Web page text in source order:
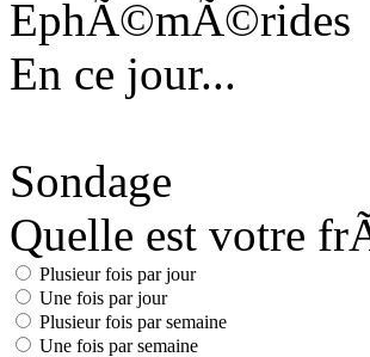
EphÃ©mÃ©rides
En ce jour...
Sondage
Quelle est votre
Plusieur fois par jour
Une fois par jour
Plusieur fois par semaine
Une fois par semaine